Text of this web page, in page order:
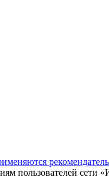
пользователей